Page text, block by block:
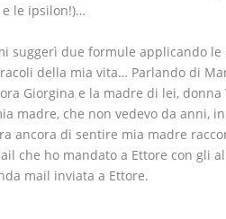
le ipsilon!)…
suggerì due formule applicando le
della mia vita… Parlando di
Giorgina e la madre di lei, donna
madre, che non vedevo da anni,
ancora di sentire mia madre
che ho mandato a Ettore con gli
mail inviata a Ettore.